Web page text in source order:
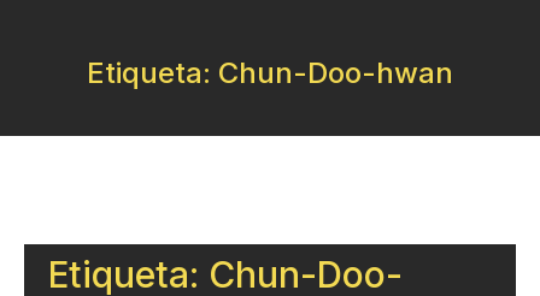
Etiqueta: Chun-Doo-hwan
Etiqueta: Chun-Doo-